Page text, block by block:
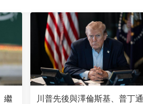
繼
川普先後與澤倫斯基、普丁通